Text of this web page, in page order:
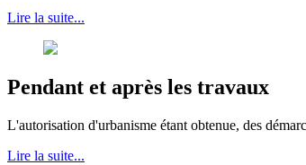
Lire la suite...
Pendant et après les travaux
L'autorisation d'urbanisme étant obtenue, des
Lire la suite...